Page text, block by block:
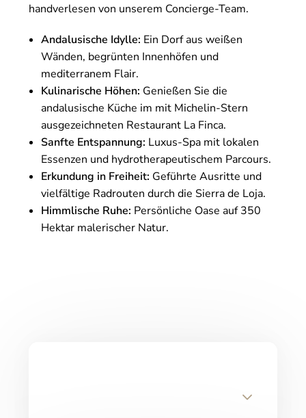
handverlesen von unserem Concierge-Team.
Andalusische Idylle: Ein Dorf aus weißen
Wänden, begrünten Innenhöfen und
mediterranem Flair.
Kulinarische Höhen: Genießen Sie die
andalusische Küche im mit Michelin-Stern
ausgezeichneten Restaurant La Finca.
Sanfte Entspannung: Luxus-Spa mit lokalen
Essenzen und hydrotherapeutischem Parcours.
Erkundung in Freiheit: Geführte Ausritte und
vielfältige Radrouten durch die Sierra de Loja.
Himmlische Ruhe: Persönliche Oase auf 350
Hektar malerischer Natur.